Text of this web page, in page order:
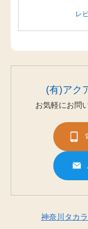
レ
(有)アク
お気軽にお問
神奈川タカ